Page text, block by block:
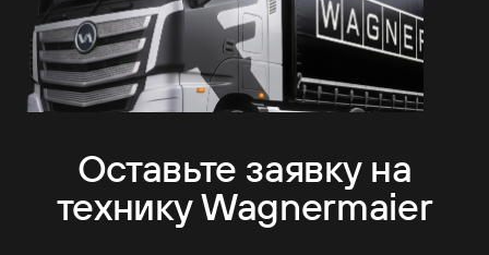
Оставьте заявку на
технику Wagnermaier